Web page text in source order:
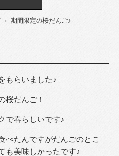
› 期間限定の桜だんご♪
もらいました♪
桜だんご！
で春らしいです♪
べたんですがだんごのとこ
も美味しかったです♪